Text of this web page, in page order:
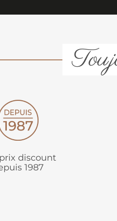
discount
1987